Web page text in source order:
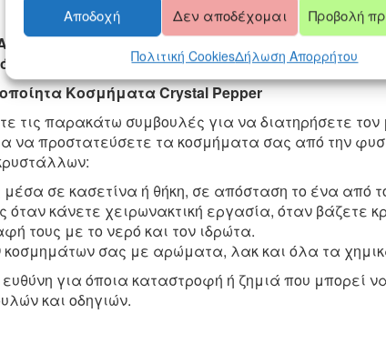
Αποδοχή Δεν αποδέχομαι Προβολή
Πολιτική CookiesΔήλωση Απορρήτου
ΑΝΝΑ ΚΑΙ ΟΛΑΦ ΜΕ ΑΣΗΜΙ ή ΜΕ ΔΕΡΜΑ σε Σχήμα
Δέρμα και Ασημένια Κουμπώματα.
Κοσμήματα Crystal Pepper
τις παρακάτω συμβουλές για να διατηρήσετε τον
να προστατεύσετε τα κοσμήματα σας από την
σε κασετίνα ή θήκη, σε απόσταση το ένα από
κάνετε χειρωνακτική εργασία, όταν βάζετε
τους με το νερό και τον ιδρώτα.
σας με αρώματα, λακ και όλα τα
για όποια καταστροφή ή ζημιά που μπορεί
και οδηγιών.